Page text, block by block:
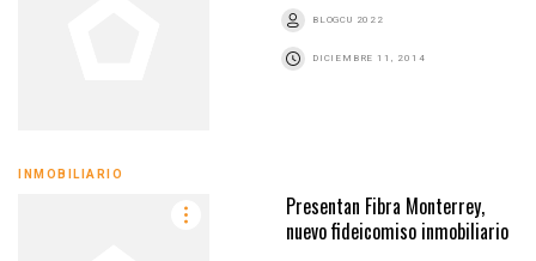
BLOGCU 2022
DICIEMBRE 11, 2014
INMOBILIARIO
Presentan Fibra Monterrey,
nuevo fideicomiso inmobiliario